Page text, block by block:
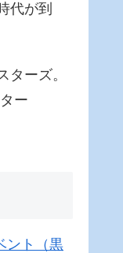
代が到
ターズ。
ー
ント（黒